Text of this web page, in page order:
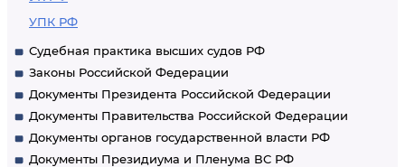
УПК РФ
Судебная практика высших судов РФ
Законы Российской Федерации
Документы Президента Российской Федерации
Документы Правительства Российской Федерации
Документы органов государственной власти РФ
Документы Президиума и Пленума ВС РФ